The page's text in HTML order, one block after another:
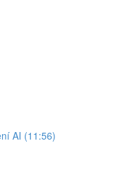
AI (11:56)